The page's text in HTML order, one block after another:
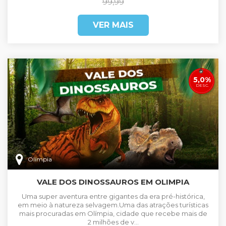
VER MAIS
5,0%
DESC.
Olímpia
VALE DOS DINOSSAUROS EM OLIMPIA
Uma super aventura entre gigantes da era pré-histórica,
em meio à natureza selvagem.Uma das atrações turísticas
mais procuradas em Olímpia, cidade que recebe mais de
2 milhões de v...